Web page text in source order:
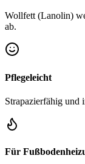
Wollfett (Lanolin)
ab.
Pflegeleicht
Strapazierfähig und
Für